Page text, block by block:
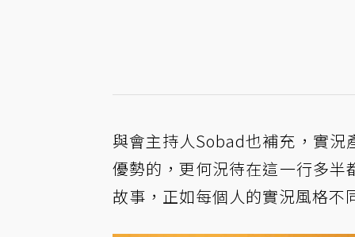
與會主持人Sobad也補充，實
優勢的，更何況待在這一行多
故事，正如每個人的實況風格